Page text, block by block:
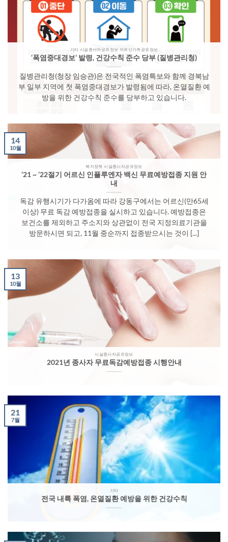
기타 시설종사자공유정보 어르신가족공유정보
‘폭염중대경보’ 발령, 건강수칙 준수 당부 (질병관리청)
질병관리청(청장 임승관)은 전국적인 폭염특보와 함께 경북남
부 일부 지역에 첫 폭염중대경보가 발령됨에 따라, 온열질환 예
방을 위한 건강수칙 준수를 당부하고 있습니다.
복지정책 시설종사자공유정보
’21 ~ ’22절기 어르신 인플루엔자 백신 무료예방접종 지원 안
내
독감 유행시기가 다가옴에 따라 강동구에서는 어르신(만65세
이상) 무료 독감 예방접종을 실시하고 있습니다. 예방접종은
보건소를 제외하고 주소지와 상관없이 전국 지정의료기관을
방문하시면 되고, 11월 중순까지 접종받으시는 것이 [...]
14
10월
시설종사자공유정보
2021년 종사자 무료독감예방접종 시행안내
13
10월
기타
전국 내륙 폭염, 온열질환 예방을 위한 건강수칙
21
7월